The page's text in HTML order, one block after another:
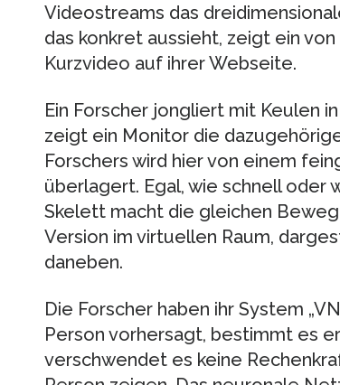
Videostreams das
das konkret aussieht, zeigt ein
Kurzvideo auf ihrer Webseite.
Ein Forscher jongliert mit Keulen
zeigt ein Monitor die
Forschers wird hier von einem
überlagert. Egal, wie schnell oder
Skelett macht die gleichen
Version im virtuellen Raum,
daneben.
Die Forscher haben ihr System
Person vorhersagt, bestimmt es
verschwendet es keine